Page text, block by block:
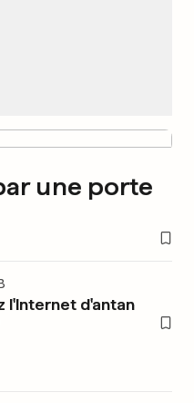
une porte
l'Internet d'antan